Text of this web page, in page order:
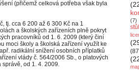
(přičemž celková potřeba však byla
tj. cca 6 200 až 6 300 Kč na 1
a školských zařízeních plně pokryt
pracovníků od 1. 6. 2009 (který činí
moci školy a školská zařízení využít ke
radikální snížení osobních příplatků
vlády č. 564/2006 Sb., o platových
od 1. 4. 2009.
(7)
stůl